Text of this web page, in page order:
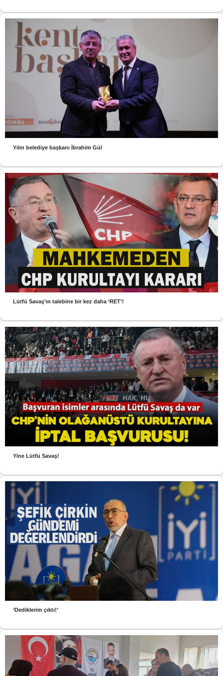
Yılın belediye başkanı İbrahim Gül
Lütfü Savaş’ın talebine bir kez daha ‘RET’!
Yine Lütfü Savaş!
‘Dediklerim çıktı!’